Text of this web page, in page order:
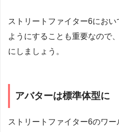
ストリートファイター6にお
ようにすることも重要なので
にしましょう。
アバターは標準体型に
ストリートファイター6のワ